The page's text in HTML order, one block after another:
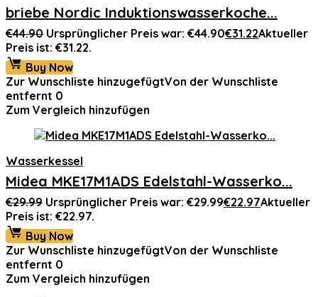
briebe Nordic Induktionswasserkoche...
€44.90 Ursprünglicher Preis war: €44.90€31.22Aktueller
Preis ist: €31.22.
Buy Now
Zur Wunschliste hinzugefügtVon der Wunschliste
entfernt 0
Zum Vergleich hinzufügen
Wasserkessel
Midea MKE17M1ADS Edelstahl-Wasserko...
€29.99 Ursprünglicher Preis war: €29.99€22.97Aktueller
Preis ist: €22.97.
Buy Now
Zur Wunschliste hinzugefügtVon der Wunschliste
entfernt 0
Zum Vergleich hinzufügen